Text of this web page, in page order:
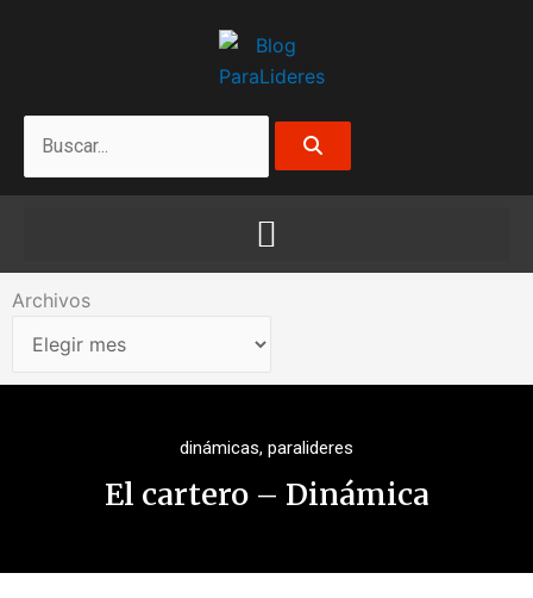
Archivos
Archivos
dinámicas, paralideres
El cartero – Dinámica